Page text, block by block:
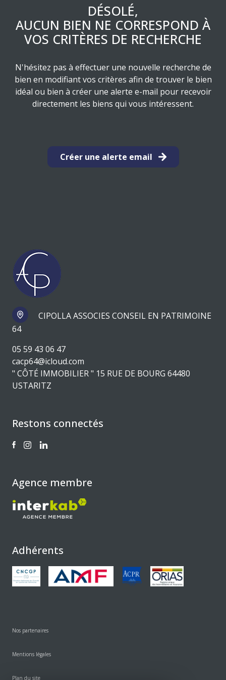
DE
SERVICE
EMPRUNTEUR
PRODUITS
STRUCTURES
DÉSOLÉ,
AUCUN BIEN NE CORRESPOND À
VOS CRITÈRES DE RECHERCHE
N'hésitez pas à effectuer une nouvelle recherche de
bien en modifiant vos critères afin de trouver le bien
idéal ou bien à créer une alerte e-mail pour recevoir
directement les biens qui vous intéressent.
Créer une alerte email
CIPOLLA ASSOCIES CONSEIL EN PATRIMOINE
64
05 59 43 06 47
cacp64@icloud.com
" CÔTÉ IMMOBILIER " 15 RUE DE BOURG 64480
USTARITZ
Restons connectés
Agence membre
Adhérents
Nos partenaires
Mentions légales
Plan du site